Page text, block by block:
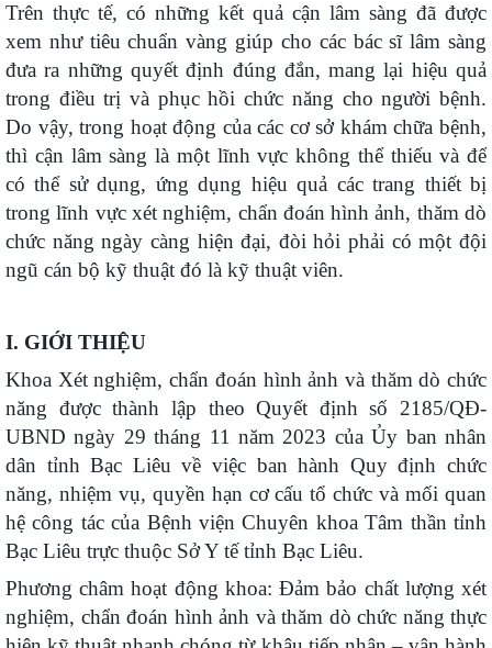
Trên thực tế, có những kết quả cận lâm sàng đã được
xem như tiêu chuẩn vàng giúp cho các bác sĩ lâm sàng
đưa ra những quyết định đúng đắn, mang lại hiệu quả
trong điều trị và phục hồi chức năng cho người bệnh.
Do vậy, trong hoạt động của các cơ sở khám chữa bệnh,
thì cận lâm sàng là một lĩnh vực không thể thiếu và để
có thể sử dụng, ứng dụng hiệu quả các trang thiết bị
trong lĩnh vực xét nghiệm, chẩn đoán hình ảnh, thăm dò
chức năng ngày càng hiện đại, đòi hỏi phải có một đội
ngũ cán bộ kỹ thuật đó là kỹ thuật viên.
I. GIỚI THIỆU
Khoa Xét nghiệm, chẩn đoán hình ảnh và thăm dò chức
năng được thành lập theo Quyết định số 2185/QĐ-
UBND ngày 29 tháng 11 năm 2023 của Ủy ban nhân
dân tỉnh Bạc Liêu về việc ban hành Quy định chức
năng, nhiệm vụ, quyền hạn cơ cấu tổ chức và mối quan
hệ công tác của Bệnh viện Chuyên khoa Tâm thần tỉnh
Bạc Liêu trực thuộc Sở Y tế tỉnh Bạc Liêu.
Phương châm hoạt động khoa: Đảm bảo chất lượng xét
nghiệm, chẩn đoán hình ảnh và thăm dò chức năng thực